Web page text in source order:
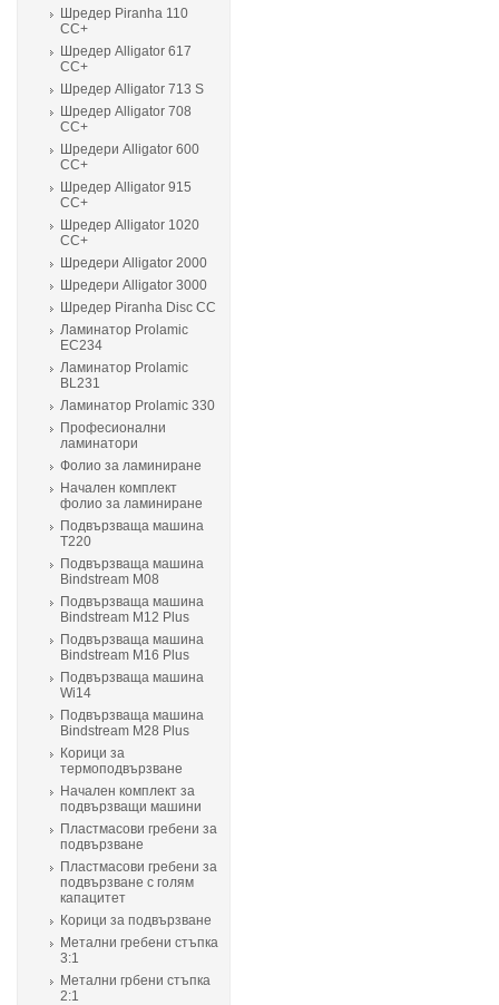
Шредер Piranha 110
CC+
Шредер Alligator 617
CC+
Шредер Alligator 713 S
Шредер Alligator 708
CC+
Шредери Alligator 600
CC+
Шредер Alligator 915
CC+
Шредер Alligator 1020
CC+
Шредери Alligator 2000
Шредери Alligator 3000
Шредер Piranha Disc CC
Ламинатор Prolamic
ЕС234
Ламинатор Prolamic
BL231
Ламинатор Prolamic 330
Професионални
ламинатори
Фолио за ламиниране
Начален комплект
фолио за ламиниране
Подвързваща машина
T220
Подвързваща машина
Bindstream M08
Подвързваща машина
Bindstream M12 Plus
Подвързваща машина
Bindstream M16 Plus
Подвързваща машина
Wi14
Подвързваща машина
Bindstream M28 Plus
Корици за
термоподвързване
Начален комплект за
подвързващи машини
Пластмасови гребени за
подвързване
Пластмасови гребени за
подвързване с голям
капацитет
Корици за подвързване
Метални гребени стъпка
3:1
Метални грбени стъпка
2:1